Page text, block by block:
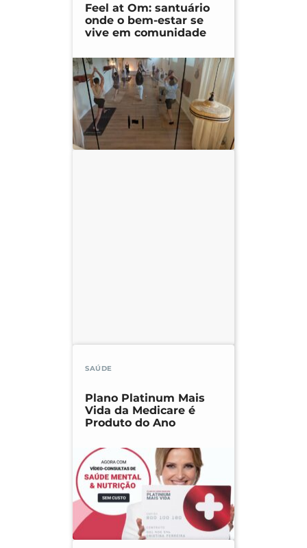
Feel at Om: santuário
onde o bem-estar se
vive em comunidade
SAÚDE
Plano Platinum Mais
Vida da Medicare é
Produto do Ano